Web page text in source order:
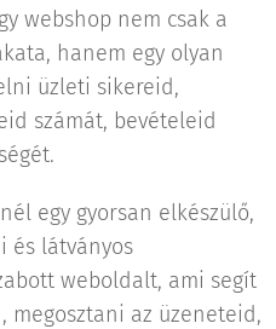
webshop nem csak a
hanem egy olyan
üzleti sikereid,
számát, bevételeid
egy gyorsan elkészülő,
és látványos
weboldalt, ami segít
megosztani az üzeneteid,